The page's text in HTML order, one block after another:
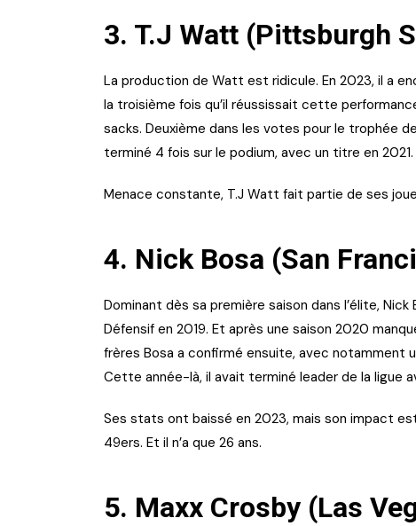
3. T.J Watt (Pittsburgh
La production de Watt est ridicule. En 2023, il a
la troisième fois qu’il réussissait cette
sacks. Deuxième dans les votes pour le trophée
terminé 4 fois sur le podium, avec un titre en 2021.
Menace constante, T.J Watt fait partie de ses
4. Nick Bosa (San
Dominant dès sa première saison dans l’élite,
Défensif en 2019. Et après une saison 2020
frères Bosa a confirmé ensuite, avec notamment
Cette année-là, il avait terminé leader de la ligue
Ses stats ont baissé en 2023, mais son impact
49ers. Et il n’a que 26 ans.
5. Maxx Crosby (Las